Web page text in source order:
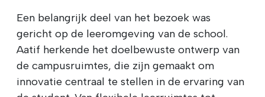
Een belangrijk deel van het bezoek was
gericht op de leeromgeving van de school.
Aatif herkende het doelbewuste ontwerp van
de campusruimtes, die zijn gemaakt om
innovatie centraal te stellen in de ervaring van